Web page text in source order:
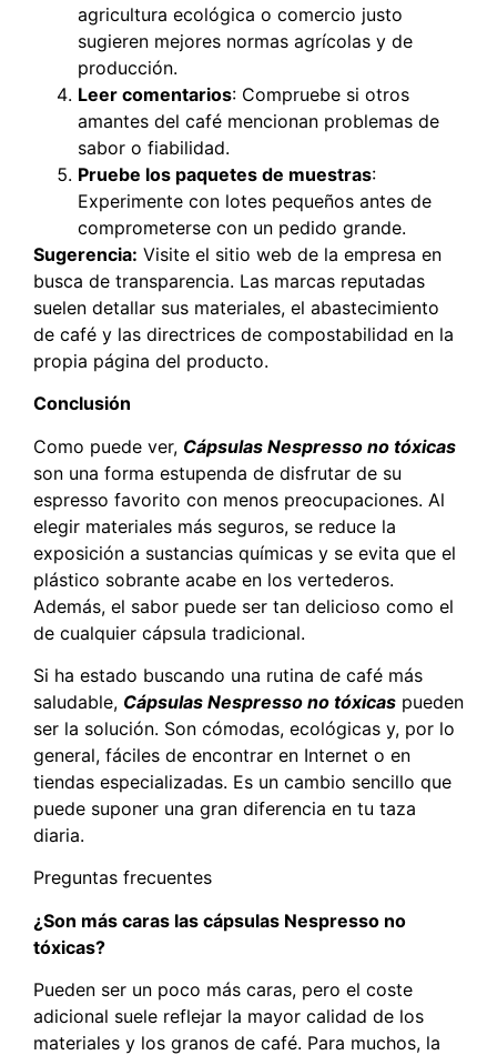
agricultura ecológica o comercio justo
sugieren mejores normas agrícolas y de
producción.
Leer comentarios: Compruebe si otros
amantes del café mencionan problemas de
sabor o fiabilidad.
Pruebe los paquetes de muestras:
Experimente con lotes pequeños antes de
comprometerse con un pedido grande.
Sugerencia: Visite el sitio web de la empresa en
busca de transparencia. Las marcas reputadas
suelen detallar sus materiales, el abastecimiento
de café y las directrices de compostabilidad en la
propia página del producto.
Conclusión
Como puede ver, Cápsulas Nespresso no tóxicas
son una forma estupenda de disfrutar de su
espresso favorito con menos preocupaciones. Al
elegir materiales más seguros, se reduce la
exposición a sustancias químicas y se evita que el
plástico sobrante acabe en los vertederos.
Además, el sabor puede ser tan delicioso como el
de cualquier cápsula tradicional.
Si ha estado buscando una rutina de café más
saludable, Cápsulas Nespresso no tóxicas pueden
ser la solución. Son cómodas, ecológicas y, por lo
general, fáciles de encontrar en Internet o en
tiendas especializadas. Es un cambio sencillo que
puede suponer una gran diferencia en tu taza
diaria.
Preguntas frecuentes
¿Son más caras las cápsulas Nespresso no
tóxicas?
Pueden ser un poco más caras, pero el coste
adicional suele reflejar la mayor calidad de los
materiales y los granos de café. Para muchos, la